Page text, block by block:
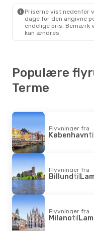
Priserne vist nedenfor
dage for den angivne
endelige pris. Bemærk
kan ændres.
Populære
Terme
Flyvninger fra
Københavntil
Flyvninger fra
Billundtil
Flyvninger fra
Milanotil